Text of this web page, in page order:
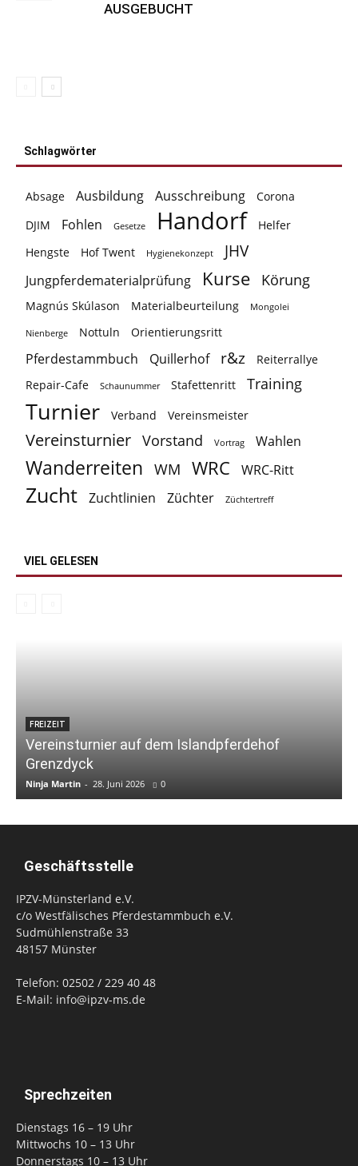
AUSGEBUCHT
Schlagwörter
Absage Ausbildung Ausschreibung
Corona
DJIM
Fohlen Gesetze Handorf
Helfer
Hengste
Hof Twent Hygienekonzept JHV
Jungpferdematerialprüfung Kurse Körung
Magnús Skúlason Materialbeurteilung Mongolei
Nienberge Nottuln Orientierungsritt
Pferdestammbuch Quillerhof r&z
Reiterrallye
Repair-Cafe
Schaunummer Stafettenritt Training
Turnier Verband Vereinsmeister
Vereinsturnier Vorstand Vortrag Wahlen
Wanderreiten WM WRC WRC-Ritt
Zucht Zuchtlinien Züchter Züchtertreff
VIEL GELESEN
FREIZEIT
Vereinsturnier auf dem Islandpferdehof
Grenzdyck
Ninja Martin - 28. Juni 2026 0
Geschäftsstelle
IPZV-Münsterland e.V.
c/o Westfälisches Pferdestammbuch e.V.
Sudmühlenstraße 33
48157 Münster
Telefon: 02502 / 229 40 48
E-Mail: info@ipzv-ms.de
Sprechzeiten
Dienstags 16 – 19 Uhr
Mittwochs 10 – 13 Uhr
Donnerstags 10 – 13 Uhr